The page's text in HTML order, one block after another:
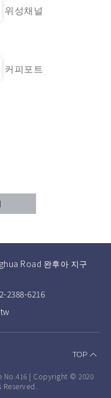
위성채널
커피포트
Road 완후아 지구
2388-6216
TOP
| Copyright © 2020